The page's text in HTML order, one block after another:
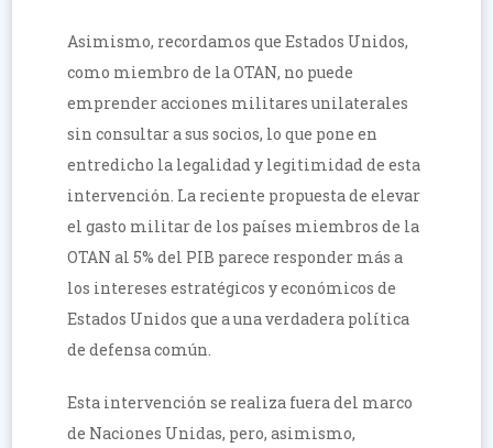
Asimismo, recordamos que Estados Unidos,
como miembro de la OTAN, no puede
emprender acciones militares unilaterales
sin consultar a sus socios, lo que pone en
entredicho la legalidad y legitimidad de esta
intervención. La reciente propuesta de elevar
el gasto militar de los países miembros de la
OTAN al 5% del PIB parece responder más a
los intereses estratégicos y económicos de
Estados Unidos que a una verdadera política
de defensa común.
Esta intervención se realiza fuera del marco
de Naciones Unidas, pero, asimismo,